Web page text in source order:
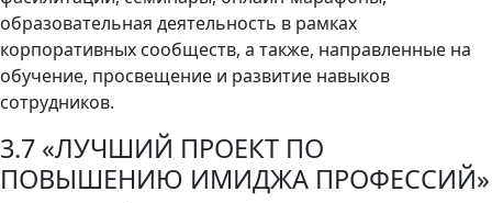
образовательная деятельность в рамках
корпоративных сообществ, а также, направленные на
обучение, просвещение и развитие навыков
сотрудников.
3.7 «ЛУЧШИЙ ПРОЕКТ ПО
ПОВЫШЕНИЮ ИМИДЖА ПРОФЕССИЙ»